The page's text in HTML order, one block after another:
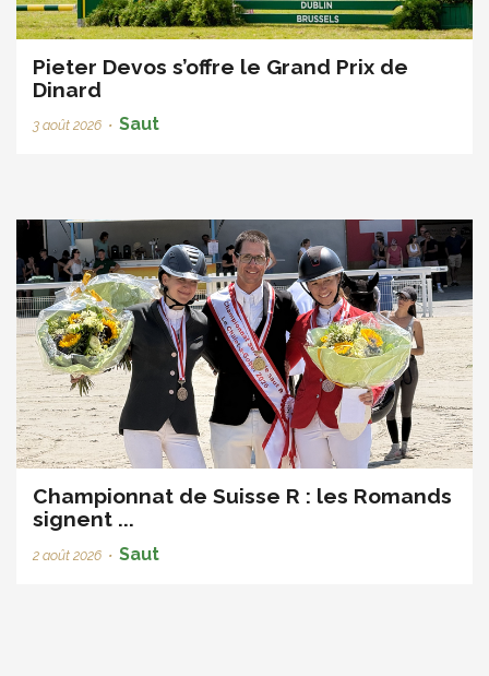
Pieter Devos s’offre le Grand Prix de
Dinard
3 août 2026 • Saut
Championnat de Suisse R : les Romands
signent ...
2 août 2026 • Saut